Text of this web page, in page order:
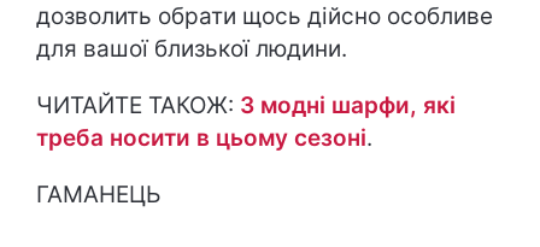
дозволить обрати щось дійсно особливе
для вашої близької людини.
ЧИТАЙТЕ ТАКОЖ: 3 модні шарфи, які
треба носити в цьому сезоні.
ГАМАНЕЦЬ